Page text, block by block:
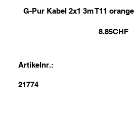
G-Pur Kabel 2x1 3m T11 orange
8.85CHF
Artikelnr.:
21774